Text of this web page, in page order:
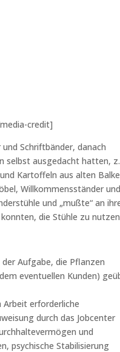
credit]
Schriftbänder, danach
selbst ausgedacht hatten,
Kartoffeln aus alten
Willkommensständer
und „mußte“ an
die Stühle zu
Aufgabe, die Pflanzen
eventuellen Kunden)
erforderliche
durch das Jobcenter
und
psychische Stabilisierung